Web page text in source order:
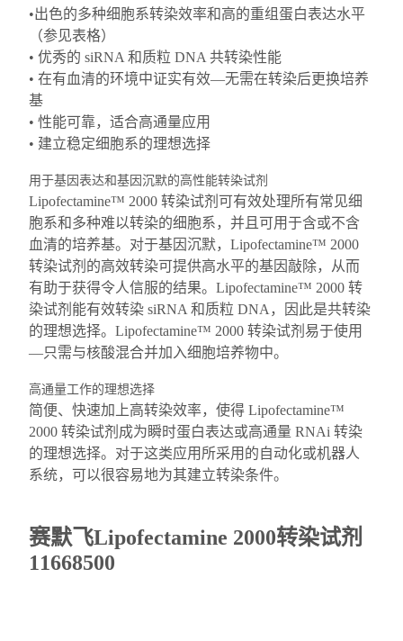
•出色的多种细胞系转染效率和高的重组蛋白表达水平
（参见表格）
• 优秀的 siRNA 和质粒 DNA 共转染性能
• 在有血清的环境中证实有效—无需在转染后更换培养
基
• 性能可靠，适合高通量应用
• 建立稳定细胞系的理想选择
用于基因表达和基因沉默的高性能转染试剂
Lipofectamine™ 2000 转染试剂可有效处理所有常见细
胞系和多种难以转染的细胞系，并且可用于含或不含
血清的培养基。对于基因沉默，Lipofectamine™ 2000
转染试剂的高效转染可提供高水平的基因敲除，从而
有助于获得令人信服的结果。Lipofectamine™ 2000 转
染试剂能有效转染 siRNA 和质粒 DNA，因此是共转染
的理想选择。Lipofectamine™ 2000 转染试剂易于使用
—只需与核酸混合并加入细胞培养物中。
高通量工作的理想选择
简便、快速加上高转染效率，使得 Lipofectamine™
2000 转染试剂成为瞬时蛋白表达或高通量 RNAi 转染
的理想选择。对于这类应用所采用的自动化或机器人
系统，可以很容易地为其建立转染条件。
赛默飞Lipofectamine 2000转染试剂
11668500